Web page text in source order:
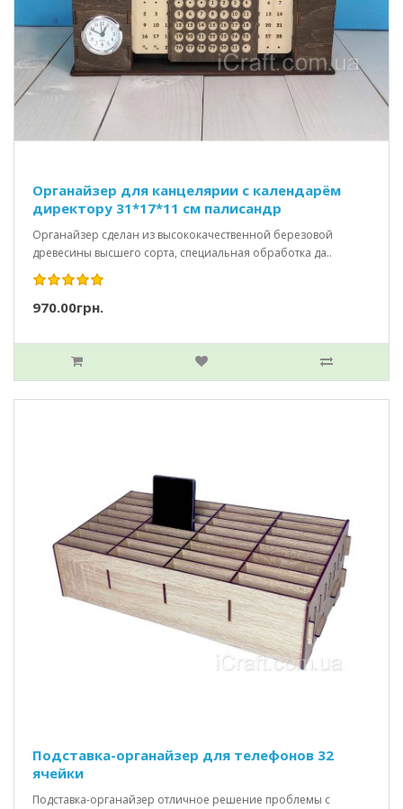
Органайзер для канцелярии с календарём
директору 31*17*11 см палисандр
Органайзер сделан из высококачественной березовой
древесины высшего сорта, специальная обработка да..
970.00грн.
Подставка-органайзер для телефонов 32
ячейки
Подставка-органайзер отличное решение проблемы с